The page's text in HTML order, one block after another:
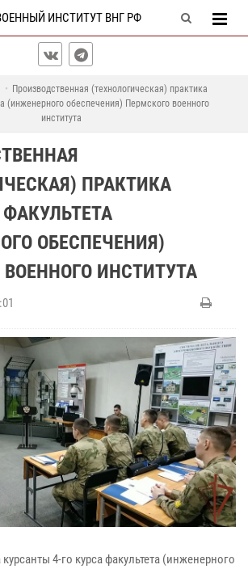
ИНСТИТУТ ВНГ РФ
Производственная (технологическая) практика
(инженерного обеспечения) Пермского военного
института
ПРАКТИКА
ОБЕСПЕЧЕНИЯ)
ИНСТИТУТА
4-го курса факультета (инженерного